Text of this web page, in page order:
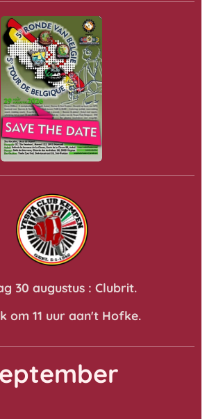
30 augustus : Clubrit.
om 11 uur aan't Hofke.